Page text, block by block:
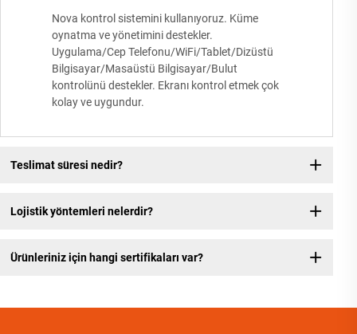
Nova kontrol sistemini kullanıyoruz. Küme
oynatma ve yönetimini destekler.
Uygulama/Cep Telefonu/WiFi/Tablet/Dizüstü
Bilgisayar/Masaüstü Bilgisayar/Bulut
kontrolünü destekler. Ekranı kontrol etmek çok
kolay ve uygundur.
Teslimat süresi nedir?
Lojistik yöntemleri nelerdir?
Ürünleriniz için hangi sertifikaları var?